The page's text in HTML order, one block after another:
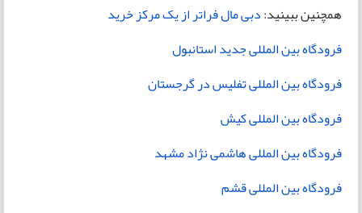
همچنین ببینید:دبی مال فراتر از یک مرکز خرید
فرودگاه بین المللی جدید استانبول
فرودگاه بین المللی تفلیس در گرجستان
فرودگاه بین المللی کیش
فرودگاه بین المللی هاشمی نژاد مشهد
فرودگاه بین المللی قشم